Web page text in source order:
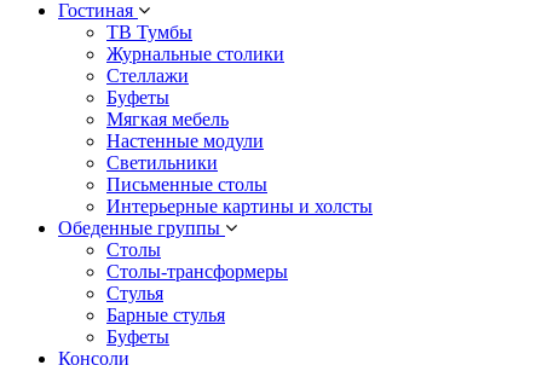
Гостиная
ТВ Тумбы
Журнальные столики
Стеллажи
Буфеты
Мягкая мебель
Настенные модули
Светильники
Письменные столы
Интерьерные картины и холсты
Обеденные группы
Столы
Столы-трансформеры
Стулья
Барные стулья
Буфеты
Консоли